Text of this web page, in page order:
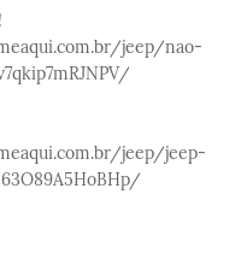
jeep/nao-
jeep/jeep-